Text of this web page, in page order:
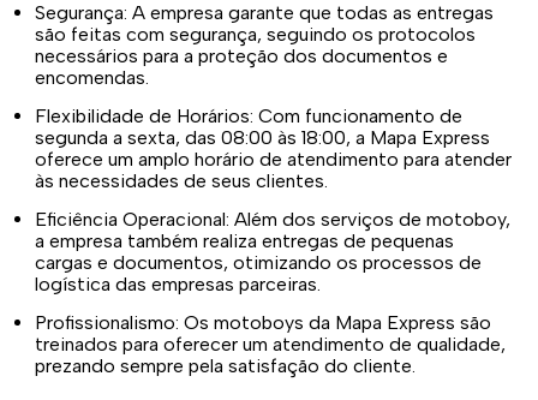
Segurança: A empresa garante que todas as entregas
são feitas com segurança, seguindo os protocolos
necessários para a proteção dos documentos e
encomendas.
Flexibilidade de Horários: Com funcionamento de
segunda a sexta, das 08:00 às 18:00, a Mapa Express
oferece um amplo horário de atendimento para atender
às necessidades de seus clientes.
Eficiência Operacional: Além dos serviços de motoboy,
a empresa também realiza entregas de pequenas
cargas e documentos, otimizando os processos de
logística das empresas parceiras.
Profissionalismo: Os motoboys da Mapa Express são
treinados para oferecer um atendimento de qualidade,
prezando sempre pela satisfação do cliente.